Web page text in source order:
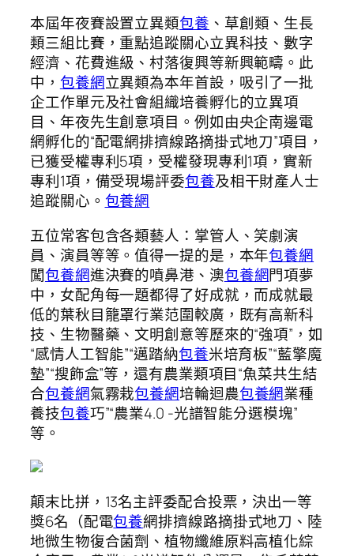
本屆年夜賽設置立異類包養 、草創類、生長
類三組比賽，重點追蹤關心立異科技、數字
經濟、花費進級、村落復興等新興範疇。此
中， 包養網立異類為本年首設，吸引了一批
企工作單元及社會組織培養孵化的立異項
目、年夜先生創意項目。例如由央企南邊電
網孵化的“配電網排擠線路摘掛式地刀”項目，
已獲受權專利5項，受權發現專利1項，實新
專利1項，備受現場評委包養及相干財產人士
追蹤關心。 包養網
五位常客包含各類藝人：掌管人、笑劇演
員、演員等等。值得一提的是，本年包養網
闖包養網進決賽的噴鼻港、澳包養網門項夢
中，女配角每一題都得了好成就，而成就最
低的葉秋目籠罩行業范圍較廣，既有高新科
技、生物醫藥、文明創意等歷來的“強項”，如
“感情人工智能”“邁踏納包養米培育板”“藍擎魔
墊”“搜飾盒”等，還有農業類項目“魚菜共生結
合包養網氣霧栽包養網培輪迴農包養網業種
養技包養巧”“農業4.0 -光譜智能分選模塊”
等。
顛末比拼，13名主評委配合投票，決出一等
獎6名（配電包養網排擠線路摘掛式地刀、陸
地微生物復合菌劑、植物纖維原料高植化綜